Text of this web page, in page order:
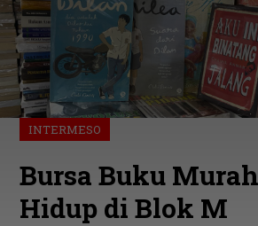
INTERMESO
Bursa Buku
Hidup di Blok M